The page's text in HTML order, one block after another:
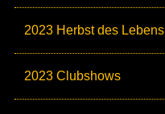
2023 Herbst des Lebens
2023 Clubshows